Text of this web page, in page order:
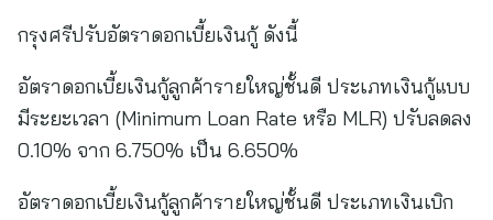
กรุงศรีปรับอัตราดอกเบี้ยเงินกู้ ดังนี้
อัตราดอกเบี้ยเงินกู้ลูกค้ารายใหญ่ชั้นดี ประเภทเงินกู้แบบ
มีระยะเวลา (Minimum Loan Rate หรือ MLR) ปรับลดลง
0.10% จาก 6.750% เป็น 6.650%
อัตราดอกเบี้ยเงินกู้ลูกค้ารายใหญ่ชั้นดี ประเภทเงินเบิก